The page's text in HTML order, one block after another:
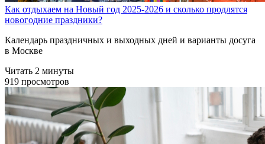
Как отдыхаем на Новый год 2025-2026 и сколько продлятся
новогодние праздники?
Календарь праздничных и выходных дней и варианты досуга
в Москве
Читать 2 минуты
919 просмотров